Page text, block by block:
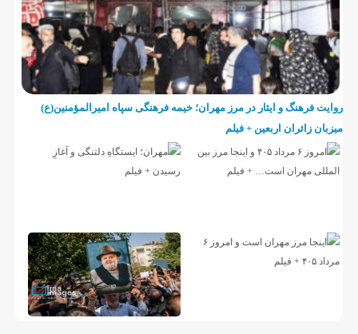
روایت فرهنگ و ایثار در مرز مهران؛ خیمه فرهنگی سپاه امیرالمؤمنین(ع)
میزبان زائران اربعین + فیلم